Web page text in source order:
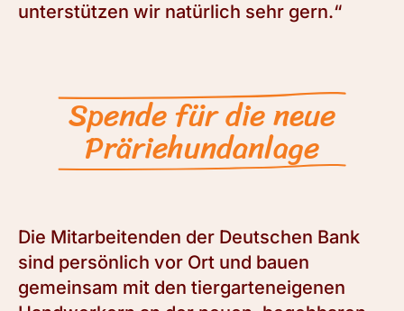
unterstützen wir natürlich sehr gern.“
Spende für die neue
Präriehundanlage
Die Mitarbeitenden der Deutschen Bank
sind persönlich vor Ort und bauen
gemeinsam mit den tiergarteneigenen